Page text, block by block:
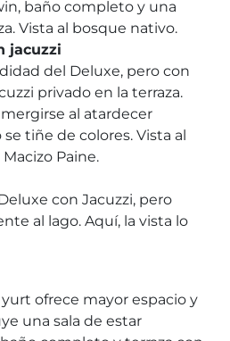
baño completo y una
Vista al bosque nativo.
jacuzzi
del Deluxe, pero con
privado en la terraza.
al atardecer
tiñe de colores. Vista al
Paine.
con Jacuzzi, pero
al lago. Aquí, la vista lo
ofrece mayor espacio y
una sala de estar